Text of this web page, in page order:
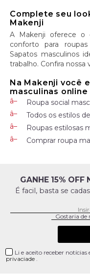
Complete seu
Makenji
A Makenji oferece
conforto para roupas
Sapatos masculinos
trabalho. Confira nossa
Na Makenji você
masculinas online
Roupa social
Todos os estilos
Roupas estilosas
Comprar roupa
GANHE 15% OFF
É facil, basta se
Li e aceito receber notícias
privaciade